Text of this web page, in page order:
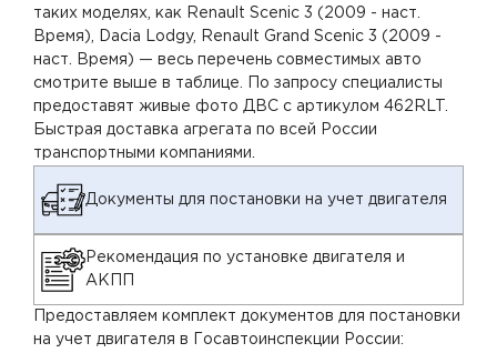
таких моделях, как Renault Scenic 3 (2009 - наст.
Время), Dacia Lodgy, Renault Grand Scenic 3 (2009 -
наст. Время) — весь перечень совместимых авто
смотрите выше в таблице. По запросу специалисты
предоставят живые фото ДВС с артикулом 462RLT.
Быстрая доставка агрегата по всей России
транспортными компаниями.
Документы для постановки на учет двигателя
Рекомендация по установке двигателя и
АКПП
Предоставляем комплект документов для постановки
на учет двигателя в Госавтоинспекции России: